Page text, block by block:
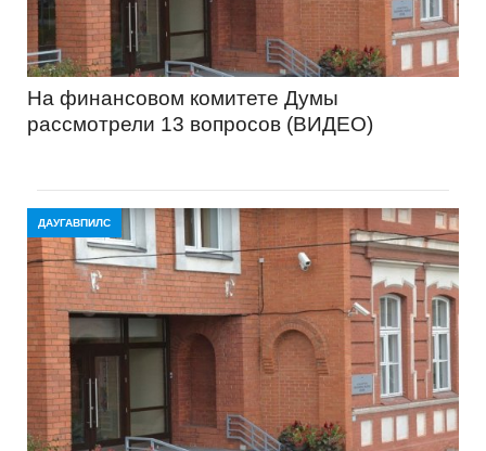
На финансовом комитете Думы
рассмотрели 13 вопросов (ВИДЕО)
ДАУГАВПИЛС